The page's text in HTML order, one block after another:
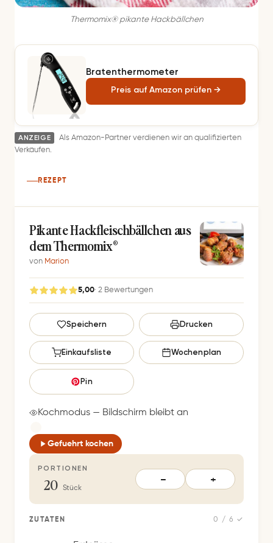
Thermomix® pikante Hackbällchen
Bratenthermometer
Preis auf Amazon prüfen →
ANZEIGE
Als Amazon-Partner verdienen wir an qualifizierten
Verkäufen.
REZEPT
Pikante Hackfleischbällchen aus
dem Thermomix®
von Marion
5,00· 2 Bewertungen
G
e
s
e
c
e
r
p
e
Speichern Drucken
Einkaufsliste Wochenplan
Pin
Kochmodus — Bildschirm bleibt an
Gefuehrt kochen
PORTIONEN
20 Stück
− +
ZUTATEN 0 / 6 ✓